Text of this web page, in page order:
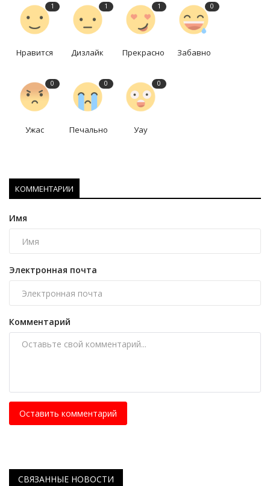
1
Нравится
1
Дизлайк
1
Прекрасно
0
Забавно
0
Ужас
0
Печально
0
Уау
КОММЕНТАРИИ
Имя
Электронная почта
Комментарий
Оставить комментарий
СВЯЗАННЫЕ НОВОСТИ